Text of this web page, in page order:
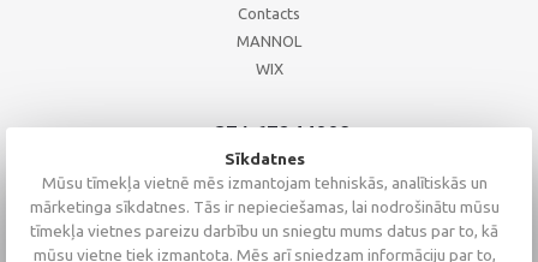
Contacts
MANNOL
WIX
+371 67244008
+371 67271055
+371 26002793
Sīkdatnes
Mūsu tīmekļa vietnē mēs izmantojam tehniskās, analītiskās un
mārketinga sīkdatnes. Tās ir nepieciešamas, lai nodrošinātu mūsu
tīmekļa vietnes pareizu darbību un sniegtu mums datus par to, kā
mūsu vietne tiek izmantota. Mēs arī sniedzam informāciju par to,